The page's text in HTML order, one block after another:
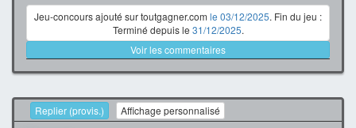
Jeu-concours ajouté sur toutgagner.com le 03/12/2025. Fin du jeu :
Terminé depuis le 31/12/2025.
Voir les commentaires
Replier (provis.) Affichage personnalisé